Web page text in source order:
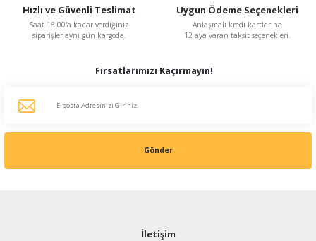
Hızlı ve Güvenli Teslimat
Saat 16:00'a kadar verdiğiniz
siparişler aynı gün kargoda.
Uygun Ödeme Seçenekleri
Anlaşmalı kredi kartlarına
12 aya varan taksit seçenekleri.
Fırsatlarımızı Kaçırmayın!
Gönder
İletişim